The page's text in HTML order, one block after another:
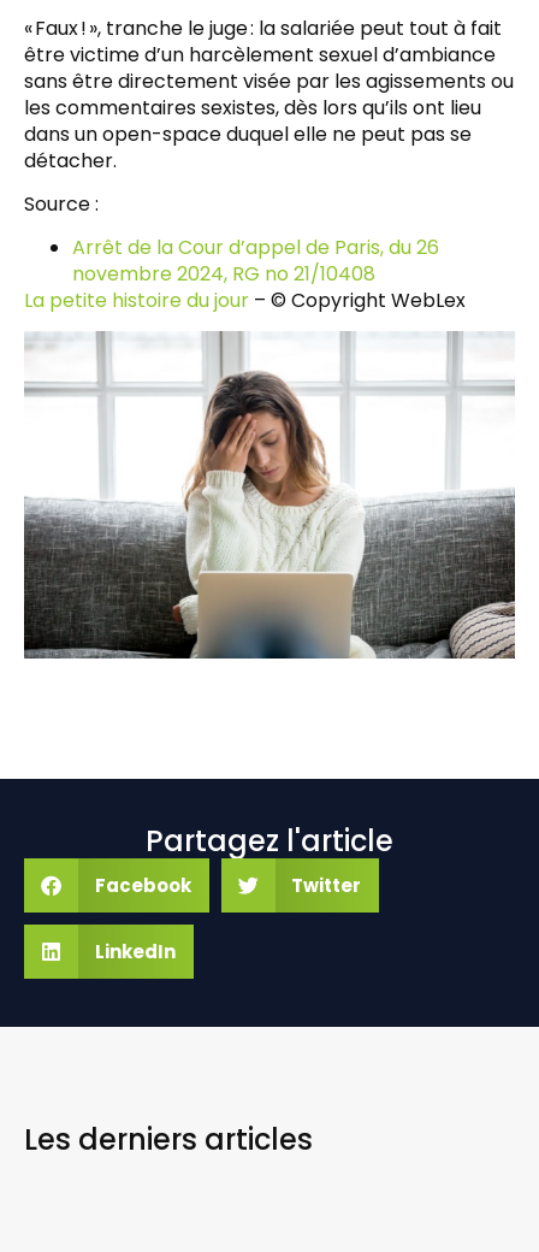
« Faux ! », tranche le juge : la salariée peut tout à fait
être victime d’un harcèlement sexuel d’ambiance
sans être directement visée par les agissements ou
les commentaires sexistes, dès lors qu’ils ont lieu
dans un open-space duquel elle ne peut pas se
détacher.
Source :
Arrêt de la Cour d’appel de Paris, du 26
novembre 2024, RG no 21/10408
La petite histoire du jour – © Copyright WebLex
Partagez l'article
Facebook Twitter
LinkedIn
Les derniers articles